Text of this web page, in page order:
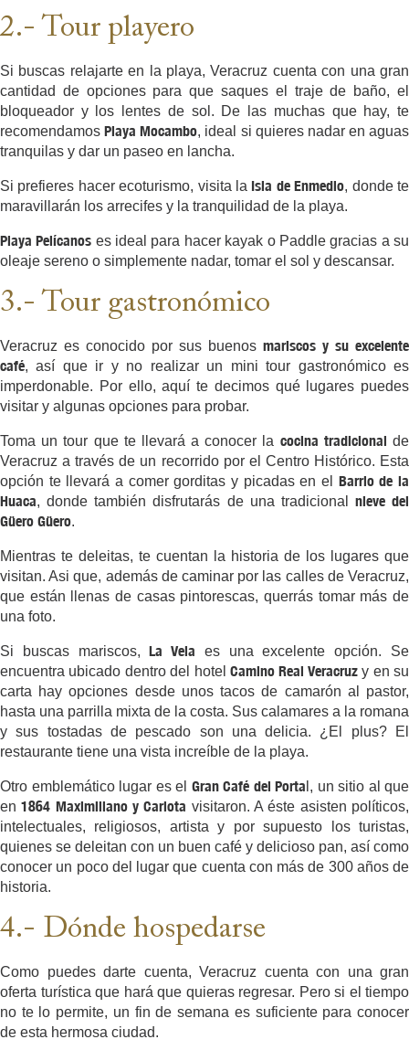
2.- Tour playero
Si buscas relajarte en la playa, Veracruz cuenta con una gran
cantidad de opciones para que saques el traje de baño, el
bloqueador y los lentes de sol. De las muchas que hay, te
recomendamosPlaya Mocambo, ideal si quieres nadar en aguas
tranquilas y dar un paseo en lancha.
Si prefieres hacer ecoturismo, visita la Isla de Enmedio, donde te
maravillarán los arrecifes y la tranquilidad de la playa.
Playa Pelícanos es ideal para hacer kayak o Paddle gracias a su
oleaje sereno o simplemente nadar, tomar el sol y descansar.
3.- Tour gastronómico
Veracruz es conocido por sus buenos mariscos y su excelente
café, así que ir y no realizar un mini tour gastronómico es
imperdonable. Por ello, aquí te decimos qué lugares puedes
visitar y algunas opciones para probar.
Toma un tour que te llevará a conocer la cocina tradicional de
Veracruz a través de un recorrido por el Centro Histórico. Esta
opción te llevará a comer gorditas y picadas en el Barrio de la
Huaca, donde también disfrutarás de una tradicional nieve del
Güero Güero.
Mientras te deleitas, te cuentan la historia de los lugares que
visitan. Asi que, además de caminar por las calles de Veracruz,
que están llenas de casas pintorescas, querrás tomar más de
una foto.
Si buscas mariscos,La Vela es una excelente opción. Se
encuentra ubicado dentro del hotel Camino Real Veracruzy en su
carta hay opciones desde unos tacos de camarón al pastor,
hasta una parrilla mixta de la costa. Sus calamares a la romana
y sus tostadas de pescado son una delicia. ¿El plus? El
restaurante tiene una vista increíble de la playa.
Otro emblemático lugar es el Gran Café del Porta l, un sitio al que
en1864 Maximiliano y Carlota visitaron. A éste asisten políticos,
intelectuales, religiosos, artista y por supuesto los turistas,
quienes se deleitan con un buen café y delicioso pan, así como
conocer un poco del lugar que cuenta con más de 300 años de
historia.
4.- Dónde hospedarse
Como puedes darte cuenta, Veracruz cuenta con una gran
oferta turística que hará que quieras regresar. Pero si el tiempo
no te lo permite, un fin de semana es suficiente para conocer
de esta hermosa ciudad.